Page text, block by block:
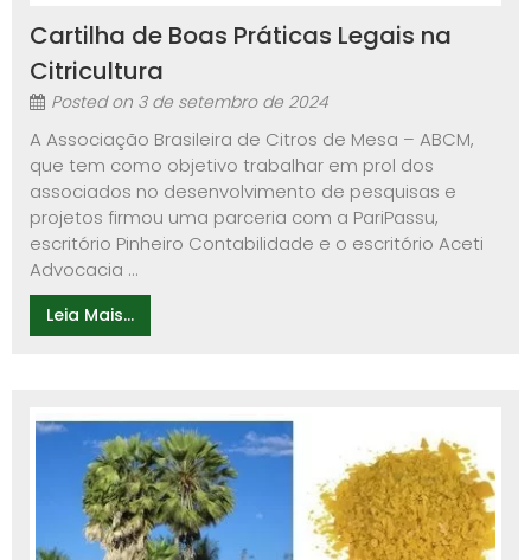
Cartilha de Boas Práticas Legais na
Citricultura
Posted on 3 de setembro de 2024
A Associação Brasileira de Citros de Mesa – ABCM,
que tem como objetivo trabalhar em prol dos
associados no desenvolvimento de pesquisas e
projetos firmou uma parceria com a PariPassu,
escritório Pinheiro Contabilidade e o escritório Aceti
Advocacia ...
Leia Mais...